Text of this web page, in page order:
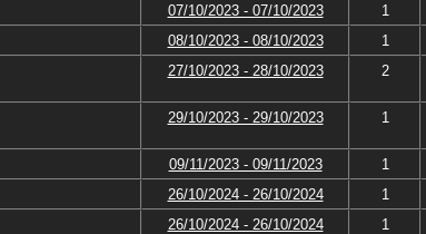
07/10/2023 - 07/10/2023 1
08/10/2023 - 08/10/2023 1
27/10/2023 - 28/10/2023 2
29/10/2023 - 29/10/2023 1
09/11/2023 - 09/11/2023 1
26/10/2024 - 26/10/2024 1
26/10/2024 - 26/10/2024 1